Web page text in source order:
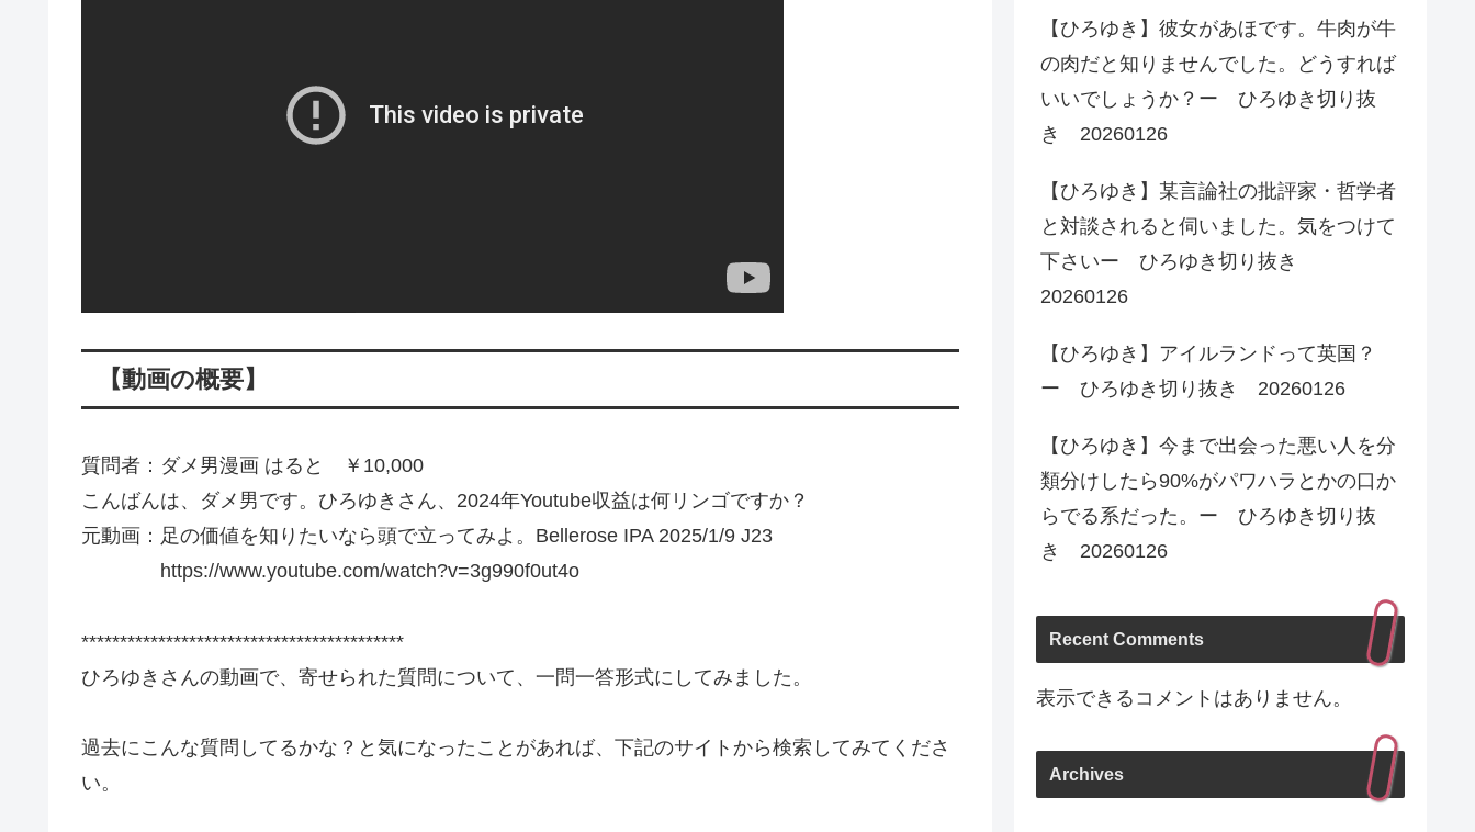
【動画の概要】
質問者：ダメ男漫画 はると ￥10,000
こんばんは、ダメ男です。ひろゆきさん、2024年Youtube収益は何リンゴですか？
元動画：足の価値を知りたいなら頭で立ってみよ。Bellerose IPA 2025/1/9 J23
https://www.youtube.com/watch?v=3g990f0ut4o
******************************************
ひろゆきさんの動画で、寄せられた質問について、一問一答形式にしてみました。
過去にこんな質問してるかな？と気になったことがあれば、下記のサイトから検索してみてくださ
い。
【ひろゆき】彼女があほです。牛肉が牛
の肉だと知りませんでした。どうすれば
いいでしょうか？ー ひろゆき切り抜
き 20260126
【ひろゆき】某言論社の批評家・哲学者
と対談されると伺いました。気をつけて
下さいー ひろゆき切り抜き
20260126
【ひろゆき】アイルランドって英国？
ー ひろゆき切り抜き 20260126
【ひろゆき】今まで出会った悪い人を分
類分けしたら90%がパワハラとかの口か
らでる系だった。ー ひろゆき切り抜
き 20260126
Recent Comments
表示できるコメントはありません。
Archives